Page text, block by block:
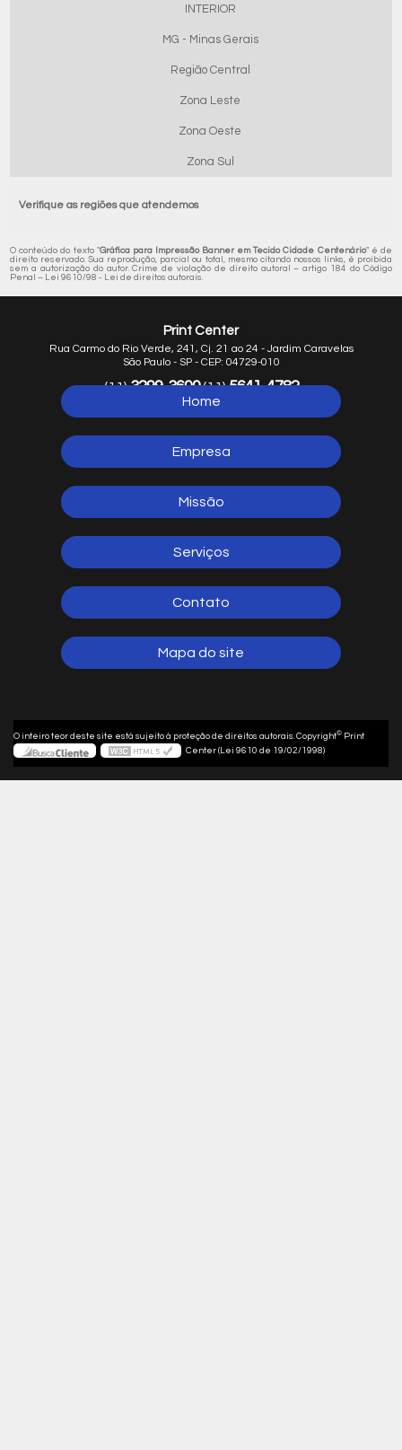
INTERIOR
MG - Minas Gerais
Região Central
Zona Leste
Zona Oeste
Zona Sul
Verifique as regiões que atendemos
O conteúdo do texto "Gráfica para Impressão Banner em Tecido Cidade Centenário" é de
direito reservado. Sua reprodução, parcial ou total, mesmo citando nossos links, é proibida
sem a autorização do autor. Crime de violação de direito autoral – artigo 184 do Código
Penal – Lei 9610/98 - Lei de direitos autorais.
Print Center
Rua Carmo do Rio Verde, 241, Cj. 21 ao 24 - Jardim Caravelas
São Paulo - SP - CEP: 04729-010
(11)3299-3600(11)5641-4782
5641-1254
Home
Empresa
Missão
Serviços
Contato
Mapa do site
O inteiro teor deste site está sujeito à proteção de direitos autorais. Copyright© Print
Center (Lei 9610 de 19/02/1998)